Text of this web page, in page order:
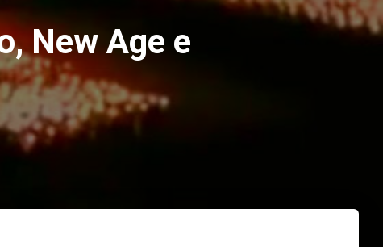
New Age e